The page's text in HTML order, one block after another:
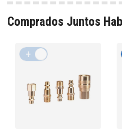
Comprados Juntos
+